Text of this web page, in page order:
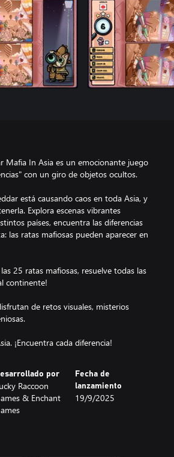
Mafia In Asia es un emocionante juego
con un giro de objetos ocultos.
está causando caos en toda Asia, y
Explora escenas vibrantes
países, encuentra las diferencias
las ratas mafiosas pueden aparecer en
25 ratas mafiosas, resuelve todas las
continente!
de retos visuales, misterios
¡Encuentra cada diferencia!
por
Raccoon
& Enchant
Fecha de
lanzamiento
19/9/2025